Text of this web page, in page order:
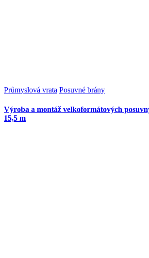
Průmyslová vrata Posuvné brány
Výroba a montáž velkoformátových
15,5 m